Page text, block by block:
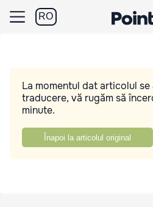
RO
La momentul dat articolul
traducere, vă rugăm să
minute.
Înapoi la articolul original